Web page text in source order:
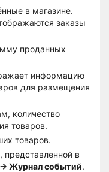
в магазине.
заказы
проданных
информацию
для размещения
количество
товаров.
товаров.
представленной в
Журнал событий.